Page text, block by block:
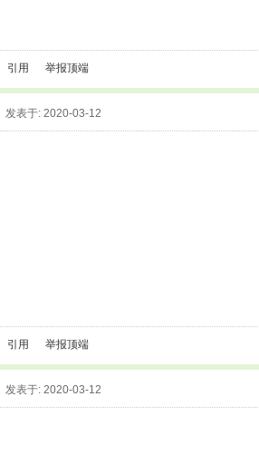
引用 举报顶端
发表于: 2020-03-12
引用 举报顶端
发表于: 2020-03-12